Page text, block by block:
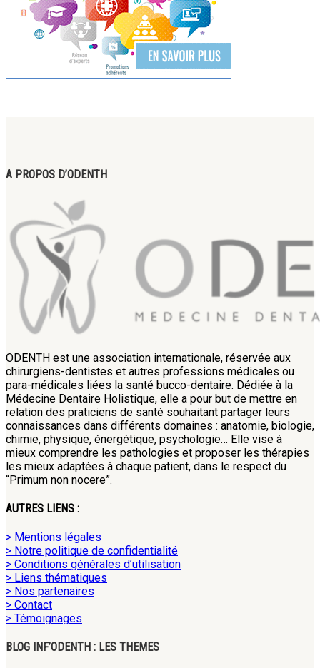
A PROPOS D’ODENTH
ODENTH est une association internationale, réservée aux
chirurgiens-dentistes et autres professions médicales ou
para-médicales liées la santé bucco-dentaire. Dédiée à la
Médecine Dentaire Holistique, elle a pour but de mettre en
relation des praticiens de santé souhaitant partager leurs
connaissances dans différents domaines : anatomie, biologie,
chimie, physique, énergétique, psychologie… Elle vise à
mieux comprendre les pathologies et proposer les thérapies
les mieux adaptées à chaque patient, dans le respect du
“Primum non nocere”.
AUTRES LIENS :
> Mentions légales
> Notre politique de confidentialité
> Conditions générales d’utilisation
> Liens thématiques
> Nos partenaires
> Contact
> Témoignages
BLOG INF’ODENTH : LES THEMES